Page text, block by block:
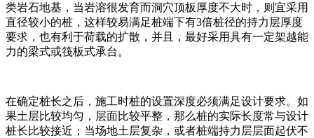
类岩石地基，当岩溶很发育而洞穴顶板厚度不大时，则宜采用
直径较小的桩，这样较易满足桩端下有3倍桩径的持力层厚度
要求，也有利于荷载的扩散，并且，最好采用具有一定架越能
力的梁式或筏板式承台。
在确定桩长之后，施工时桩的设置深度必须满足设计要求。如
果土层比较均匀，层面比较平整，那么桩的实际长度常与设计
桩长比较接近；当场地土层复杂，或者桩端持力层层面起伏不